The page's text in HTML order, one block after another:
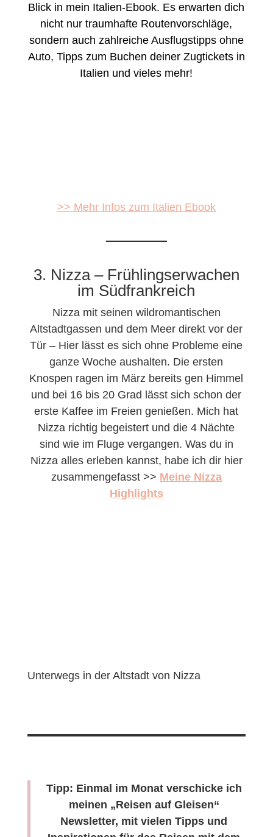
Blick in mein Italien-Ebook. Es erwarten dich
nicht nur traumhafte Routenvorschläge,
sondern auch zahlreiche Ausflugstipps ohne
Auto, Tipps zum Buchen deiner Zugtickets in
Italien und vieles mehr!
>> Mehr Infos zum Italien Ebook
3. Nizza – Frühlingserwachen
im Südfrankreich
Nizza mit seinen wildromantischen
Altstadtgassen und dem Meer direkt vor der
Tür – Hier lässt es sich ohne Probleme eine
ganze Woche aushalten. Die ersten
Knospen ragen im März bereits gen Himmel
und bei 16 bis 20 Grad lässt sich schon der
erste Kaffee im Freien genießen. Mich hat
Nizza richtig begeistert und die 4 Nächte
sind wie im Fluge vergangen. Was du in
Nizza alles erleben kannst, habe ich dir hier
zusammengefasst >> Meine Nizza
Highlights
Unterwegs in der Altstadt von Nizza
Tipp: Einmal im Monat verschicke ich
meinen „Reisen auf Gleisen“
Newsletter, mit vielen Tipps und